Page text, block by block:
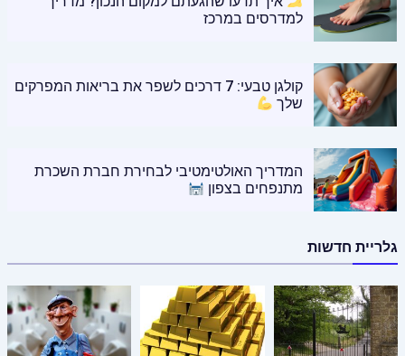
למדרסים במרכז
קולגן טבעי: 7 דרכים לשפר את בריאות המפרקים
שלך
המדריך האולטימטיבי לבחירת חברת השכרת
מתנפחים בצפון
גלריית חדשות